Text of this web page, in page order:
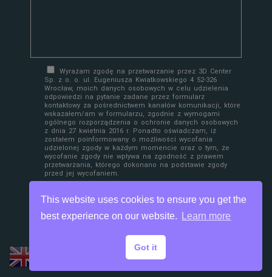
This website uses cookies to ensure you get the
best experience on our website.
Learn more
Got it
Wyrażam zgodę na przetwarzanie przez 3D Center
Sp. z o. o. ul. Eugeniusza Kwiatkowskiego 4 52-326
Wrocław, moich danych osobowych w celu udzielenia
odpowiedzi na pytanie zadane przez formularz
kontaktowy za pośrednictwem kanałów komunikacji, które
wskazałem/am w formularzu, zgodnie z wymogami
ogólnego rozporządzenia o ochronie danych osobowych
z dnia 27 kwietnia 2016 r. Ponadto oświadczam, iż
zostałem poinformowany o możliwości wycofania
udzielonej zgody w każdym momencie oraz o tym, że
wycofanie zgody nie wpływa na zgodność z prawem
przetwarzania, którego dokonano na podstawie zgody
przed jej wycofaniem.